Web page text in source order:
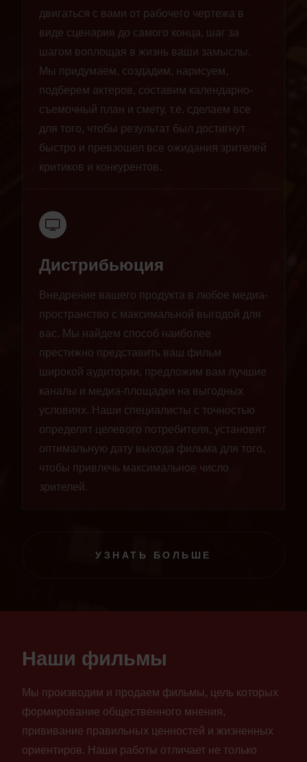
двигаться с вами от рабочего чертежа в
виде сценария до самого конца, шаг за
шагом воплощая в жизнь ваши замыслы.
Мы придумаем, создадим, нарисуем,
подберем актеров, составим календарно-
съемочный план и смету, т.е. сделаем все
для того, чтобы результат был достигнут
быстро и превзошел все ожидания зрителей
критиков и конкурентов.
Дистрибьюция
Внедрение вашего продукта в любое медиа-
пространство с максимальной выгодой для
вас. Мы найдем способ наиболее
престижно представить ваш фильм
широкой аудитории, предложим вам лучшие
каналы и медиа-площадки на выгодных
условиях. Наши специалисты с точностью
определят целевого потребителя, установят
оптимальную дату выхода фильма для того,
чтобы привлечь максимальное число
зрителей.
УЗНАТЬ БОЛЬШЕ
Наши фильмы
Мы производим и продаем фильмы, цель которых
формирование общественного мнения,
прививание правильных ценностей и жизненных
ориентиров. Наши работы отличает не только